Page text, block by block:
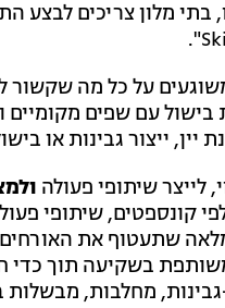
מלון צריכים לבצע
יין, ייצור גבינות או
לייצר שיתופי פעולה
קונספטים, שיתופי
שתעטוף את
בשקיעה תוך כדי
מחלבות, מבשלות